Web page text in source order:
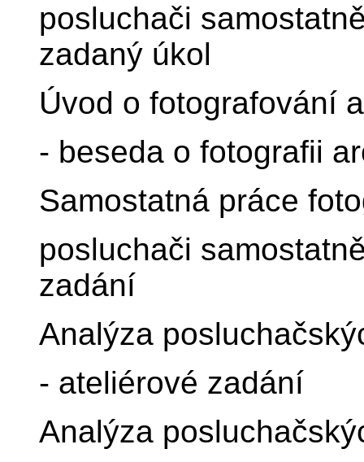
posluchači
zadaný úkol
Úvod o fotografování
- beseda o fotografii
Samostatná práce
posluchači
zadání
Analýza
- ateliérové zadání
Analýza